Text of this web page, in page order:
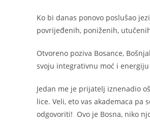
Ko bi danas ponovo poslušao
povrijeđenih, poniženih,
Otvoreno poziva Bosance,
svoju integrativnu moć i energiju
Jedan me je prijatelj iznenadio
lice. Veli, eto vas akademaca
odgovoriti! Ovo je Bosna, niko